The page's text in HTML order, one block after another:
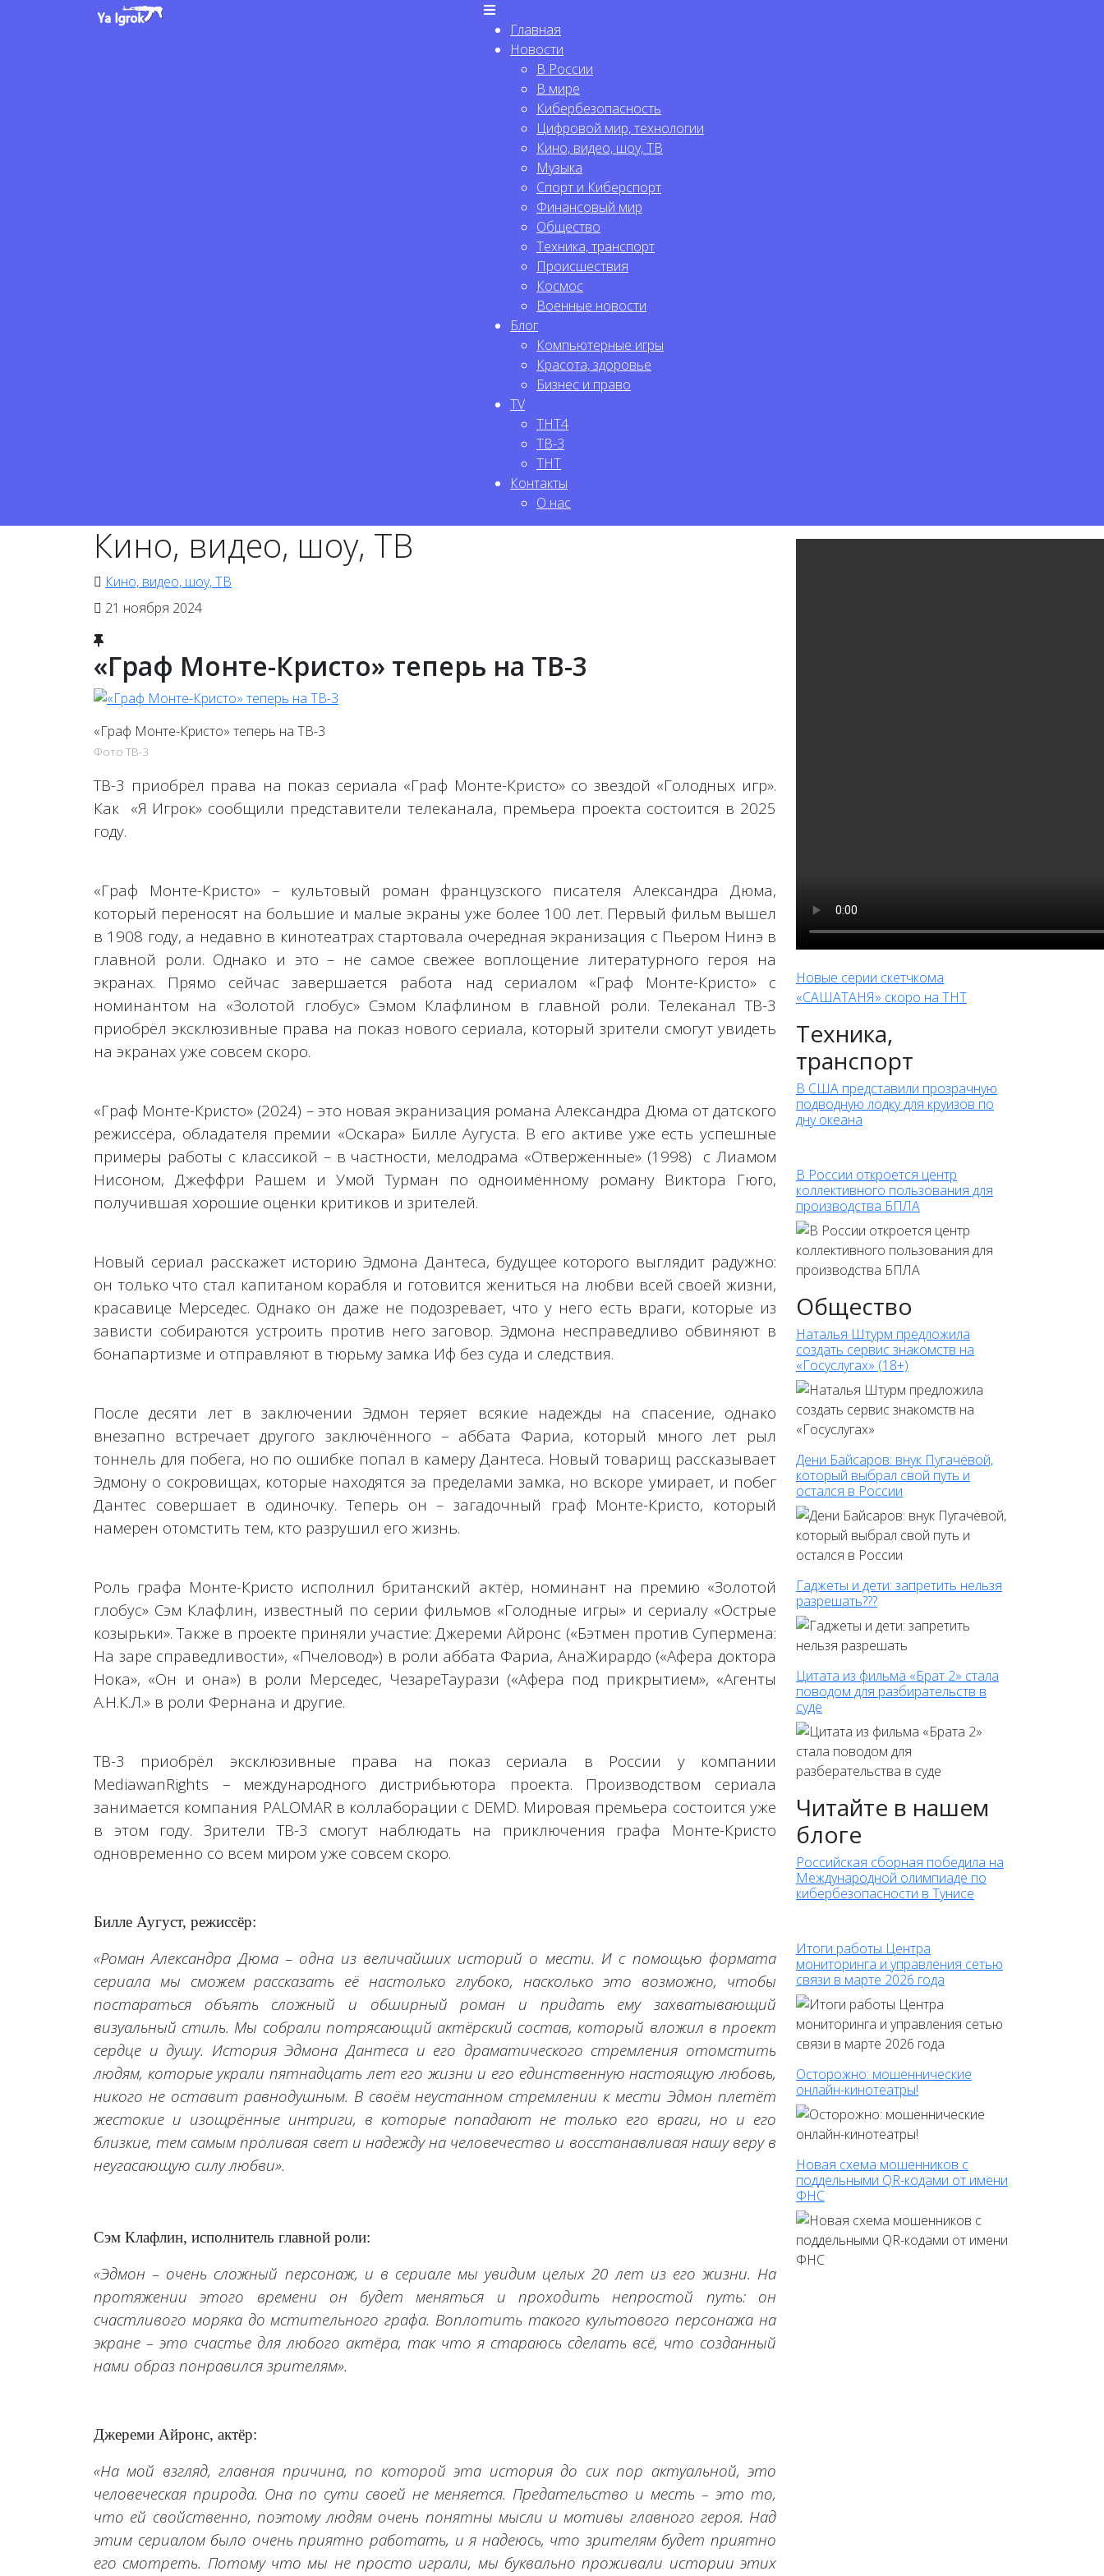
Главная
Новости
В России
В мире
Кибербезопасность
Цифровой мир, технологии
Кино, видео, шоу, ТВ
Музыка
Спорт и Киберспорт
Финансовый мир
Общество
Техника, транспорт
Происшествия
Космос
Военные новости
Блог
Компьютерные игры
Красота, здоровье
Бизнес и право
TV
ТНТ4
ТВ-3
ТНТ
Контакты
О нас
Кино, видео, шоу, ТВ
Кино, видео, шоу, ТВ
21 ноября 2024
«Граф Монте-Кристо» теперь на ТВ-3
«Граф Монте-Кристо» теперь на ТВ-3
Фото ТВ-3
ТВ-3 приобрёл права на показ сериала «Граф Монте-Кристо» со звездой «Голодных игр».
Как «Я Игрок» сообщили представители телеканала, премьера проекта состоится в 2025
году.
«Граф Монте-Кристо» – культовый роман французского писателя Александра Дюма,
который переносят на большие и малые экраны уже более 100 лет. Первый фильм вышел
в 1908 году, а недавно в кинотеатрах стартовала очередная экранизация с Пьером Нинэ в
главной роли. Однако и это – не самое свежее воплощение литературного героя на
экранах. Прямо сейчас завершается работа над сериалом «Граф Монте-Кристо» с
номинантом на «Золотой глобус» Сэмом Клафлином в главной роли. Телеканал ТВ-3
приобрёл эксклюзивные права на показ нового сериала, который зрители смогут увидеть
на экранах уже совсем скоро.
«Граф Монте-Кристо» (2024) – это новая экранизация романа Александра Дюма от датского
режиссёра, обладателя премии «Оскара» Билле Аугуста. В его активе уже есть успешные
примеры работы с классикой – в частности, мелодрама «Отверженные» (1998) с Лиамом
Нисоном, Джеффри Рашем и Умой Турман по одноимённому роману Виктора Гюго,
получившая хорошие оценки критиков и зрителей.
Новый сериал расскажет историю Эдмона Дантеса, будущее которого выглядит радужно:
он только что стал капитаном корабля и готовится жениться на любви всей своей жизни,
красавице Мерседес. Однако он даже не подозревает, что у него есть враги, которые из
зависти собираются устроить против него заговор. Эдмона несправедливо обвиняют в
бонапартизме и отправляют в тюрьму замка Иф без суда и следствия.
После десяти лет в заключении Эдмон теряет всякие надежды на спасение, однако
внезапно встречает другого заключённого – аббата Фариа, который много лет рыл
тоннель для побега, но по ошибке попал в камеру Дантеса. Новый товарищ рассказывает
Эдмону о сокровищах, которые находятся за пределами замка, но вскоре умирает, и побег
Дантес совершает в одиночку. Теперь он – загадочный граф Монте-Кристо, который
намерен отомстить тем, кто разрушил его жизнь.
Роль графа Монте-Кристо исполнил британский актёр, номинант на премию «Золотой
глобус» Сэм Клафлин, известный по серии фильмов «Голодные игры» и сериалу «Острые
козырьки». Также в проекте приняли участие: Джереми Айронс («Бэтмен против Супермена:
На заре справедливости», «Пчеловод») в роли аббата Фариа, АнаЖирардо («Афера доктора
Нока», «Он и она») в роли Мерседес, ЧезареТаурази («Афера под прикрытием», «Агенты
А.Н.К.Л.» в роли Фернана и другие.
ТВ-3 приобрёл эксклюзивные права на показ сериала в России у компании
MediawanRights – международного дистрибьютора проекта. Производством сериала
занимается компания PALOMAR в коллаборации с DEMD. Мировая премьера состоится уже
в этом году. Зрители ТВ-3 смогут наблюдать на приключения графа Монте-Кристо
одновременно со всем миром уже совсем скоро.
Билле Аугуст, режиссёр:
«Роман Александра Дюма – одна из величайших историй о мести. И с помощью формата
сериала мы сможем рассказать её настолько глубоко, насколько это возможно, чтобы
постараться объять сложный и обширный роман и придать ему захватывающий
визуальный стиль. Мы собрали потрясающий актёрский состав, который вложил в проект
сердце и душу. История Эдмона Дантеса и его драматического стремления отомстить
людям, которые украли пятнадцать лет его жизни и его единственную настоящую любовь,
никого не оставит равнодушным. В своём неустанном стремлении к мести Эдмон плетёт
жестокие и изощрённые интриги, в которые попадают не только его враги, но и его
близкие, тем самым проливая свет и надежду на человечество и восстанавливая нашу веру в
неугасающую силу любви».
Сэм Клафлин, исполнитель главной роли:
«Эдмон – очень сложный персонаж, и в сериале мы увидим целых 20 лет из его жизни. На
протяжении этого времени он будет меняться и проходить непростой путь: он
счастливого моряка до мстительного графа. Воплотить такого культового персонажа на
экране – это счастье для любого актёра, так что я стараюсь сделать всё, что созданный
нами образ понравился зрителям».
Джереми Айронс, актёр:
«На мой взгляд, главная причина, по которой эта история до сих пор актуальной, это
человеческая природа. Она по сути своей не меняется. Предательство и месть – это то,
что ей свойственно, поэтому людям очень понятны мысли и мотивы главного героя. Над
этим сериалом было очень приятно работать, и я надеюсь, что зрителям будет приятно
его смотреть. Потому что мы не просто играли, мы буквально проживали истории этих
Новые серии скетчкома
«САШАТАНЯ» скоро на ТНТ
Техника,
транспорт
В США представили прозрачную
подводную лодку для круизов по
дну океана
В России откроется центр
коллективного пользования для
производства БПЛА
Общество
Наталья Штурм предложила
создать сервис знакомств на
«Госуслугах» (18+)
Дени Байсаров: внук Пугачёвой,
который выбрал свой путь и
остался в России
Гаджеты и дети: запретить нельзя
разрешать???
Цитата из фильма «Брат 2» стала
поводом для разбирательств в
суде
Читайте в нашем
блоге
Российская сборная победила на
Международной олимпиаде по
кибербезопасности в Тунисе
Итоги работы Центра
мониторинга и управления сетью
связи в марте 2026 года
Осторожно: мошеннические
онлайн-кинотеатры!
Новая схема мошенников с
поддельными QR-кодами от имени
ФНС